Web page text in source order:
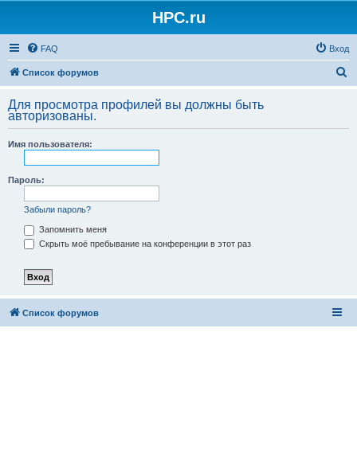
HPC.ru
FAQ Вход
Список форумов
с
Для просмотра профилей вы должны быть
авторизованы.
Имя пользователя:
Пароль:
Забыли пароль?
Запомнить меня
Скрыть моё пребывание на конференции в этот раз
Список форумов